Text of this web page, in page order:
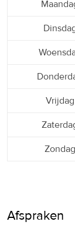
Vrijdag
Zondag
Afspraken